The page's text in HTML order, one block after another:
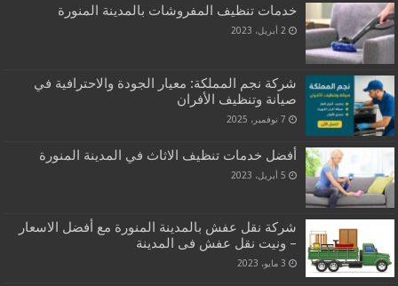
خدمات تنظيف المفروشات بالمدينة المنورة
2 أبريل، 2023
شركة نجم المملكة: معيار الجودة والاحترافية في
صيانة وتنظيف الأفران
7 نوفمبر، 2025
أفضل خدمات تنظيف الاثاث في المدينة المنورة
5 أبريل، 2023
شركة نقل عفش بالمدينة المنورة مع أفضل الاسعار
– ونيت نقل عفش فى المدينة
3 مايو، 2023